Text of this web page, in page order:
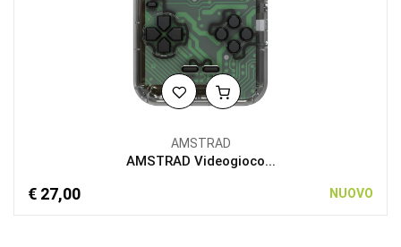
AMSTRAD
AMSTRAD Videogioco...
€ 27,00 NUOVO